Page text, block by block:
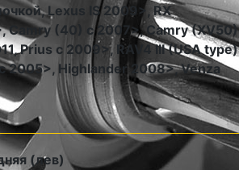
Lexus IS 2009>, RX
Camry (40) с 2007>, Camry (XV50)
Prius c 2009>, RAV4 III (USA type)
2005>, Highlander 2008>, Venza
(лев)